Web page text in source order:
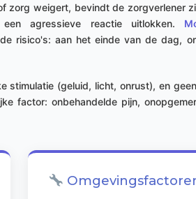
zorg weigert, bevindt de zorgverlener
agressieve reactie uitlokken.
risico's: aan het einde van de dag,
stimulatie (geluid, licht, onrust), en
factor: onbehandelde pijn,